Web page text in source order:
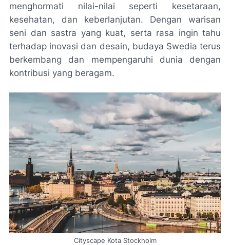
menghormati nilai-nilai seperti kesetaraan,
kesehatan, dan keberlanjutan. Dengan warisan
seni dan sastra yang kuat, serta rasa ingin tahu
terhadap inovasi dan desain, budaya Swedia terus
berkembang dan mempengaruhi dunia dengan
kontribusi yang beragam.
Cityscape Kota Stockholm